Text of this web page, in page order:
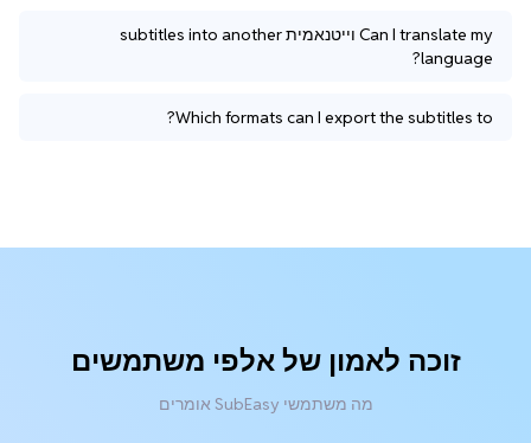
Can I translate my וייטנאמית subtitles into another
language?
Which formats can I export the subtitles to?
זוכה לאמון של אלפי משתמשים
מה משתמשי SubEasy אומרים